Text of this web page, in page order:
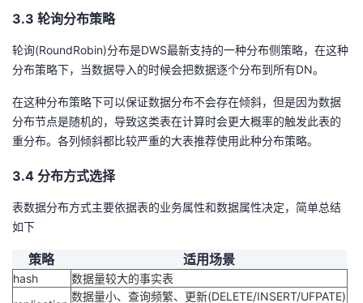
3.3 轮询分布策略
轮询(RoundRobin)分布是DWS最新支持的一种分布侧策略，在这种
分布策略下，当数据导入的时候会把数据逐个分布到所有DN。
在这种分布策略下可以保证数据分布不会存在倾斜，但是因为数据
分布节点是随机的，导致这类表在计算时会更大概率的触发此表的
重分布。各列倾斜都比较严重的大表推荐使用此种分布策略。
3.4 分布方式选择
表数据分布方式主要依据表的业务属性和数据属性决定，简单总结
如下
策略 适用场景
hash
数据量较大的事实表
数据量小、查询频繁、更新(DELETE/INSERT/UFPATE)